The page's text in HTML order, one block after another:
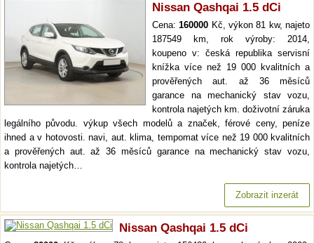
Nissan Qashqai 1.5 dCi
Cena:160000 Kč, výkon 81 kw, najeto
187549 km, rok výroby: 2014,
koupeno v: česká republika servisní
knížka více než 19 000 kvalitních a
prověřených aut. až 36 měsíců
garance na mechanický stav vozu,
kontrola najetých km. doživotní záruka
legálního původu. výkup všech modelů a značek, férové ceny, peníze
ihned a v hotovosti. navi, aut. klima, tempomat více než 19 000 kvalitních
a prověřených aut. až 36 měsíců garance na mechanický stav vozu,
kontrola najetých…
Zobrazit inzerát
Nissan Qashqai 1.5 dCi